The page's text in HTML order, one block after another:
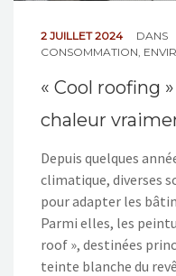
2 JUILLET 2024
DANS
CONSOMMATION
« Cool roofing
chaleur
Depuis quelques
climatique, diverses
pour adapter les
Parmi elles, les
roof », destinées
teinte blanche du